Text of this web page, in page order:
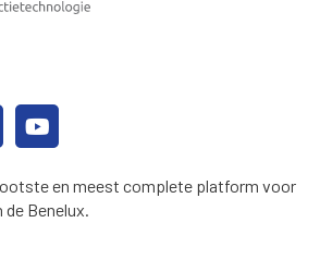
en meest complete platform voor
Benelux.